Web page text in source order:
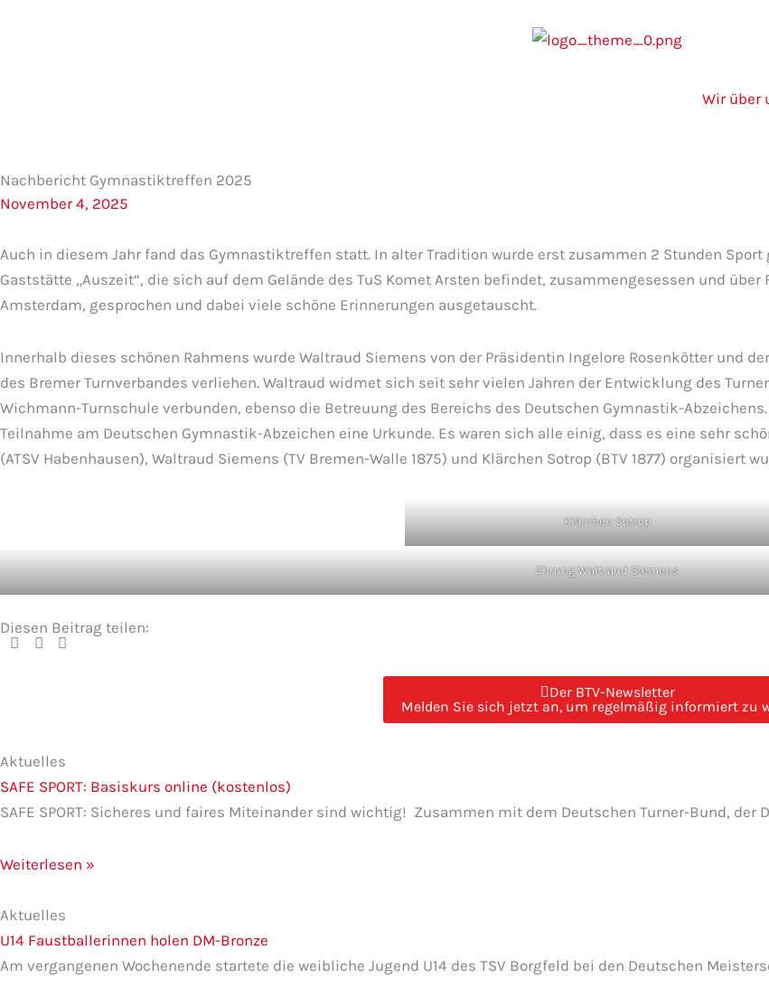
Wir über
Nachbericht Gymnastiktreffen 2025
November 4, 2025
Auch in diesem Jahr fand das Gymnastiktreffen statt. In alter Tradition wurde erst zusammen 2 Stunden
Gaststätte „Auszeit“, die sich auf dem Gelände des TuS Komet Arsten befindet, zusammengesessen und über
Amsterdam, gesprochen und dabei viele schöne Erinnerungen ausgetauscht.
Innerhalb dieses schönen Rahmens wurde Waltraud Siemens von der Präsidentin Ingelore Rosenkötter und
des Bremer Turnverbandes verliehen. Waltraud widmet sich seit sehr vielen Jahren der Entwicklung des
Wichmann-Turnschule verbunden, ebenso die Betreuung des Bereichs des Deutschen Gymnastik-
Teilnahme am Deutschen Gymnastik-Abzeichen eine Urkunde. Es waren sich alle einig, dass es eine sehr
(ATSV Habenhausen), Waltraud Siemens (TV Bremen-Walle 1875) und Klärchen Sotrop (BTV 1877) organisiert
Klärchen Sotrop
Ehrung Waltraud Siemens
Diesen Beitrag teilen:
Der BTV-Newsletter
Melden Sie sich jetzt an, um regelmäßig informiert zu
Aktuelles
SAFE SPORT: Basiskurs online (kostenlos)
SAFE SPORT: Sicheres und faires Miteinander sind wichtig! Zusammen mit dem Deutschen Turner-Bund, der
Weiterlesen »
Aktuelles
U14 Faustballerinnen holen DM-Bronze
Am vergangenen Wochenende startete die weibliche Jugend U14 des TSV Borgfeld bei den Deutschen